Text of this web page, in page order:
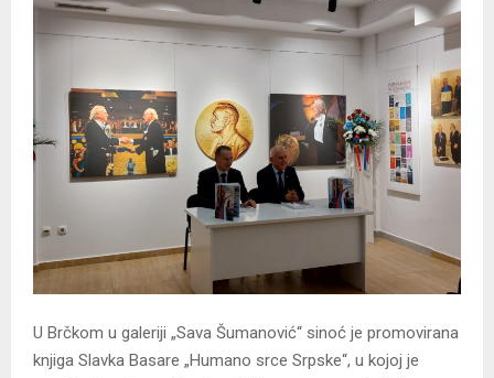
U Brčkom u galeriji „Sava Šumanović“ sinoć je promovirana
knjiga Slavka Basare „Humano srce Srpske“, u kojoj je